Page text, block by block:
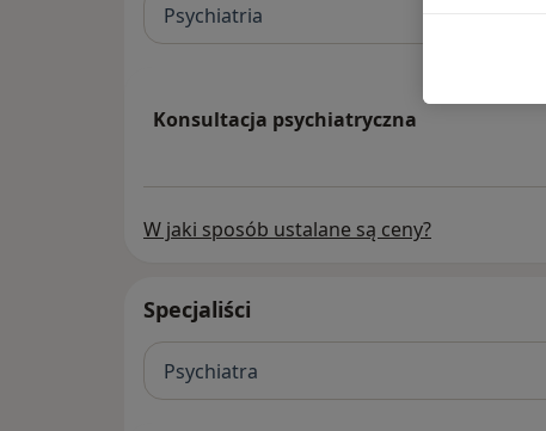
Psychiatria
Konsultacja psychiatryczna
W jaki sposób ustalane są ceny?
Specjaliści
Psychiatra